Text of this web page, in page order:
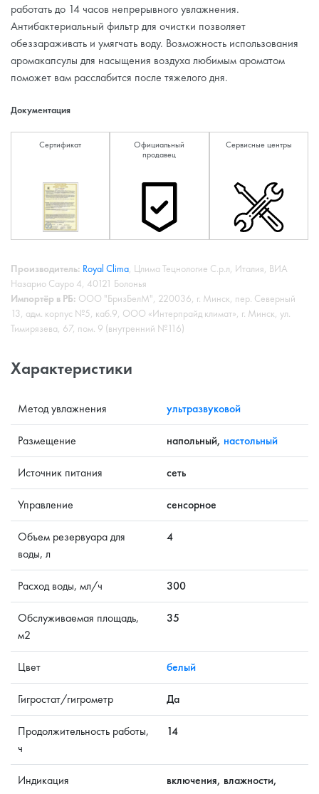
работать до 14 часов непрерывного увлажнения.
Антибактериальный фильтр для очистки позволяет
обеззараживать и умягчать воду. Возможность использования
аромакапсулы для насыщения воздуха любимым ароматом
поможет вам расслабится после тяжелого дня.
Документация
Сертификат
Официальный
продавец
Сервисные центры
Производитель: Royal Clima , Цлима Тецнологие С.р.л, Италия, ВИА
Назарио Сауро 4, 40121 Болонья
Импортёр в РБ: ООО "БризБелМ", 220036, г. Минск, пер. Северный
13, адм. корпус №5, каб.9, ООО «Интерпрайд климат», г. Минск, ул.
Тимирязева, 67, пом. 9 (внутренний №116)
Характеристики
Метод увлажнения ультразвуковой
Размещение напольный, настольный
Источник питания сеть
Управление сенсорное
Объем резервуара для
воды, л
4
Расход воды, мл/ч 300
Обслуживаемая площадь,
м2
35
Цвет белый
Гигростат/гигрометр Да
Продолжительность работы,
ч
14
Индикация
включения, влажности,